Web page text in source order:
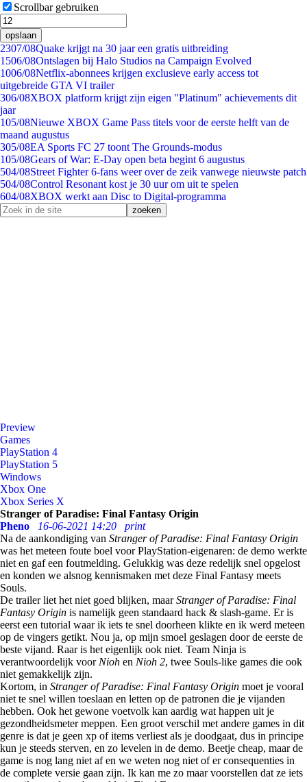
Scrollbar gebruiken
opslaan
2307/08Quake krijgt na 30 jaar een gratis uitbreiding
1506/08Ontslagen bij Halo Studios na Campaign Evolved
1006/08Netflix-abonnees krijgen exclusieve early access tot
uitgebreide GTA VI trailer
306/08XBOX platform krijgt zijn eigen "Platinum" achievements dit
jaar
105/08Nieuwe XBOX Game Pass titels voor de eerste helft van de
maand augustus
305/08EA Sports FC 27 toont The Grounds-modus
105/08Gears of War: E-Day open beta begint 6 augustus
504/08Street Fighter 6-fans weer over de zeik vanwege nieuwste patch
504/08Control Resonant kost je 30 uur om uit te spelen
604/08XBOX werkt aan Disc to Digital-programma
Preview
Games
PlayStation 4
PlayStation 5
Windows
Xbox One
Xbox Series X
Stranger of Paradise: Final Fantasy Origin
Pheno
16-06-2021 14:20
print
Na de aankondiging van Stranger of Paradise: Final Fantasy Origin
was het meteen foute boel voor PlayStation-eigenaren: de demo werkte
niet en gaf een foutmelding. Gelukkig was deze redelijk snel opgelost
en konden we alsnog kennismaken met deze Final Fantasy meets
Souls.
De trailer liet het niet goed blijken, maarStranger of Paradise: Final
Fantasy Origin is namelijk geen standaard hack & slash-game. Er is
eerst een tutorial waar ik iets te snel doorheen klikte en ik werd meteen
op de vingers getikt. Nou ja, op mijn smoel geslagen door de eerste de
beste vijand. Raar is het eigenlijk ook niet. Team Ninja is
verantwoordelijk voor Nioh en Nioh 2, twee Souls-like games die ook
niet gemakkelijk zijn.
Kortom, in Stranger of Paradise: Final Fantasy Origin moet je vooral
niet te snel willen toeslaan en letten op de patronen die je vijanden
hebben. Ook het gewone voetvolk kan aardig wat happen uit je
gezondheidsmeter meppen. Een groot verschil met andere games in dit
genre is dat je geen xp of items verliest als je doodgaat, dus in principe
kun je steeds sterven, en zo levelen in de demo. Beetje cheap, maar de
game is nog lang niet af en we weten nog niet of er consequenties in
de complete versie gaan zijn. Ik kan me zo maar voorstellen dat ze iets